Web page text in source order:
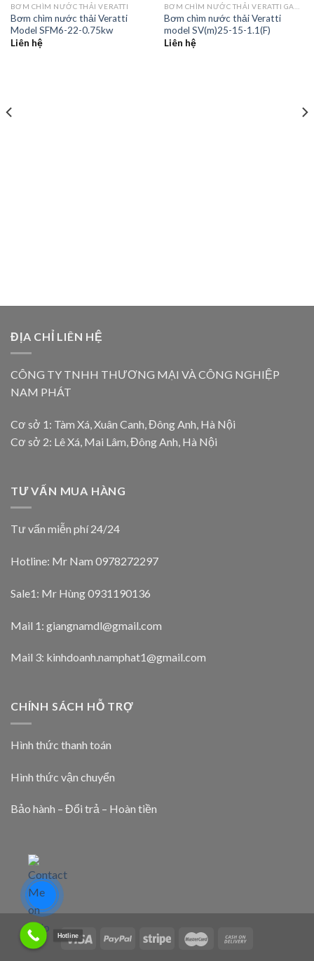
BƠM CHÌM NƯỚC THẢI VERATTI
Bơm chìm nước thải Veratti
Model SFM6-22-0.75kw
Liên hệ
Bơm chìm nước thải Veratti
model SV(m)25-15-1.1(F)
Liên hệ
ĐỊA CHỈ LIÊN HỆ
CÔNG TY TNHH THƯƠNG MẠI VÀ CÔNG NGHIỆP
NAM PHÁT
Cơ sở 1: Tàm Xá, Xuân Canh, Đông Anh, Hà Nội
Cơ sở 2: Lê Xá, Mai Lâm, Đông Anh, Hà Nội
TƯ VẤN MUA HÀNG
Tư vấn miễn phí 24/24
Hotline: Mr Nam 0978272297
Sale1: Mr Hùng 0931190136
Mail 1: giangnamdl@gmail.com
Mail 3: kinhdoanh.namphat1@gmail.com
CHÍNH SÁCH HỖ TRỢ
Hình thức thanh toán
Hình thức vận chuyển
Bảo hành – Đổi trả – Hoàn tiền
Hotline